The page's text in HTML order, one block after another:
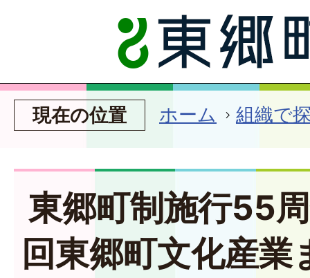
現在の位置 ホーム 組織で
東郷町制施行55
回東郷町文化産業